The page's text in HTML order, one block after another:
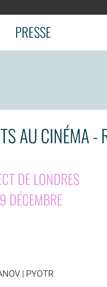
PRESSE
AU CINÉMA -
DE LONDRES
DÉCEMBRE
| PYOTR